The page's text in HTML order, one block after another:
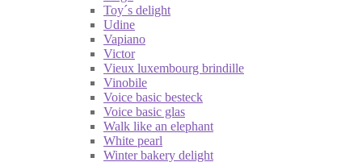
Toy´s delight
Udine
Vapiano
Victor
Vieux luxembourg brindille
Vinobile
Voice basic besteck
Voice basic glas
Walk like an elephant
White pearl
Winter bakery delight